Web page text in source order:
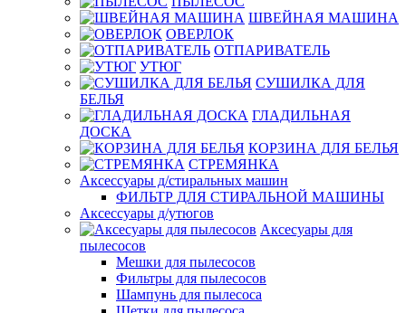
ШВЕЙНАЯ МАШИНА
ОВЕРЛОК
ОТПАРИВАТЕЛЬ
УТЮГ
СУШИЛКА ДЛЯ
БЕЛЬЯ
ГЛАДИЛЬНАЯ
ДОСКА
КОРЗИНА ДЛЯ БЕЛЬЯ
СТРЕМЯНКА
Аксессуары д/стиральных машин
ФИЛЬТР ДЛЯ СТИРАЛЬНОЙ МАШИНЫ
Аксессуары д/утюгов
Аксесуары для
пылесосов
Мешки для пылесосов
Фильтры для пылесосов
Шампунь для пылесоса